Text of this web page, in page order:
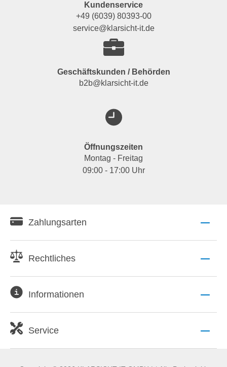
Kundenservice
+49 (6039) 80393-00
service@klarsicht-it.de
Geschäftskunden / Behörden
b2b@klarsicht-it.de
Öffnungszeiten
Montag - Freitag
09:00 - 17:00 Uhr
Zahlungsarten
Rechtliches
Informationen
Service